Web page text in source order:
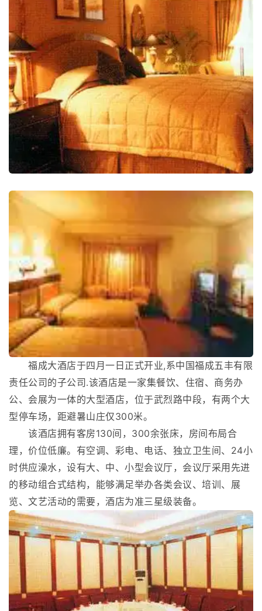
福成大酒店于四月一日正式开业,系中国福成五丰有限
责任公司的子公司.该酒店是一家集餐饮、住宿、商务办
公、会展为一体的大型酒店，位于武烈路中段，有两个大
型停车场，距避暑山庄仅300米。
该酒店拥有客房130间，300余张床，房间布局合
理，价位低廉。有空调、彩电、电话、独立卫生间、24小
时供应澡水，设有大、中、小型会议厅，会议厅采用先进
的移动组合式结构，能够满足举办各类会议、培训、展
览、文艺活动的需要，酒店为准三星级装备。